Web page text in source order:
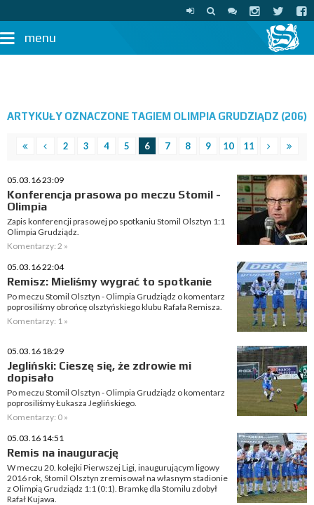
menu
ARTYKUŁY OZNACZONE TAGIEM OLIMPIA GRUDZIĄDZ (206)
2 3 4 5 6 7 8 9 10 11
05.03.16 23:09
Konferencja prasowa po meczu Stomil -
Olimpia
Zapis konferencji prasowej po spotkaniu Stomil Olsztyn 1:1
Olimpia Grudziądz.
Komentarzy: 2 »
05.03.16 22:04
Remisz: Mieliśmy wygrać to spotkanie
Po meczu Stomil Olsztyn - Olimpia Grudziądz o komentarz
poprosiliśmy obrońcę olsztyńskiego klubu Rafała Remisza.
Komentarzy: 1 »
05.03.16 18:29
Jegliński: Cieszę się, że zdrowie mi
dopisało
Po meczu Stomil Olsztyn - Olimpia Grudziądz o komentarz
poprosiliśmy Łukasza Jeglińskiego.
Komentarzy: 0 »
05.03.16 14:51
Remis na inaugurację
W meczu 20. kolejki Pierwszej Ligi, inaugurującym ligowy
2016 rok, Stomil Olsztyn zremisował na własnym stadionie
z Olimpią Grudziądz 1:1 (0:1). Bramkę dla Stomilu zdobył
Rafał Kujawa.